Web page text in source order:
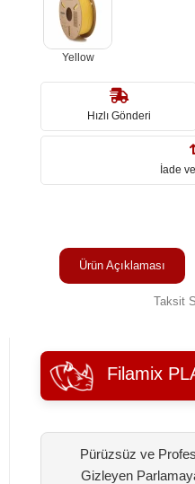
Yellow
Hızlı Gönderi
İade
Ürün Açıklaması
Taksit
Filamix
Pürüzsüz ve
Gizleyen